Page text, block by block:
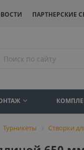
ПАРТНЕРСКИЕ
Турникеты Створки